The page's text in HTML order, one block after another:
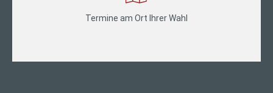
Termine am Ort Ihrer Wahl